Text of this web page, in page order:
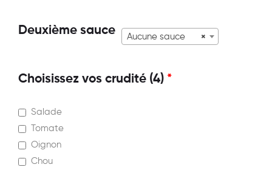
Deuxième sauce ×
Aucune sauce
Choisissez vos crudité (4) *
Salade
Tomate
Oignon
Chou